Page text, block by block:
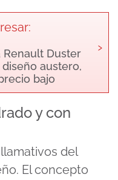
Renault Duster
austero,
bajo
›
y con
del
El concepto